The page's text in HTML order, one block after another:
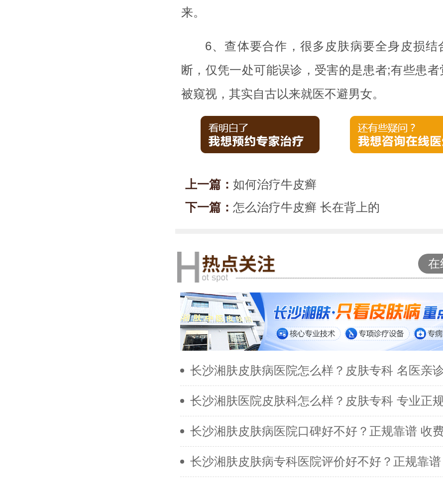
来。
6、查体要合作，很多皮肤病要全身皮损结
断，仅凭一处可能误诊，受害的是患者;有些患者
被窥视，其实自古以来就医不避男女。
上一篇： 如何治疗牛皮癣
下一篇： 怎么治疗牛皮癣 长在背上的
在
长沙湘肤皮肤病医院怎么样？皮肤专科 名医亲
长沙湘肤医院皮肤科怎么样？皮肤专科 专业正
长沙湘肤皮肤病医院口碑好不好？正规靠谱 收
长沙湘肤皮肤病专科医院评价好不好？正规靠谱